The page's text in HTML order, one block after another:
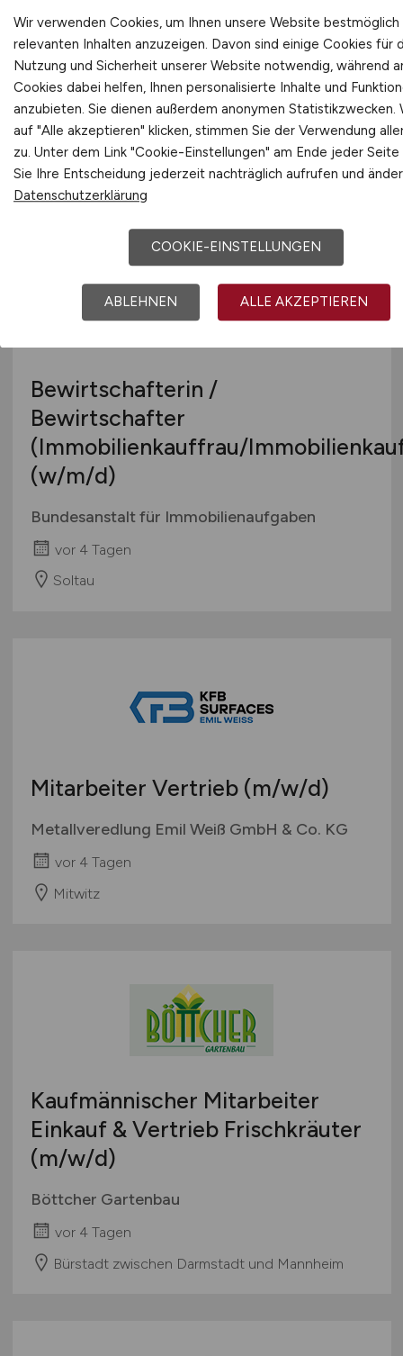
Verkaufsberater(m/w/d)
Elektronik im Außendienst
(Region Norddeutschland)
BKS GmbH
vor 4 Tagen
Region Norddeutschland
Bewirtschafterin /
Bewirtschafter
(Immobilienkauffrau/
(w/m/d)
Bundesanstalt für Immobilienaufgaben
vor 4 Tagen
Soltau
Mitarbeiter Vertrieb (m/w/d)
Metallveredlung Emil Weiß GmbH & Co. KG
vor 4 Tagen
Mitwitz
Kaufmännischer Mitarbeiter
Einkauf & Vertrieb Frischkräuter
(m/w/d)
Böttcher Gartenbau
vor 4 Tagen
Bürstadt zwischen Darmstadt und Mannheim
Wir verwenden Cookies, um Ihnen unsere Website
relevanten Inhalten anzuzeigen. Davon sind einige Cookies für
Nutzung und Sicherheit unserer Website notwendig, während
Cookies dabei helfen, Ihnen personalisierte Inhalte und
anzubieten. Sie dienen außerdem anonymen Statistikzwecken.
auf "Alle akzeptieren" klicken, stimmen Sie der Verwendung
zu. Unter dem Link "Cookie-Einstellungen" am Ende jeder Seite
Sie Ihre Entscheidung jederzeit nachträglich aufrufen und
Datenschutzerklärung
COOKIE-EINSTELLUNGEN
ABLEHNEN ALLE AKZEPTIEREN